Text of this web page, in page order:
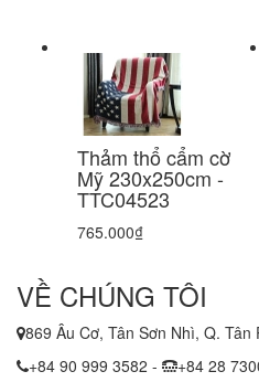
Thảm thổ cẩm cờ
Mỹ 230x250cm -
TTC04523
765.000₫
VỀ CHÚNG TÔI
869 Âu Cơ, Tân Sơn Nhì, Q. Tân
+84 90 999 3582 -
+84 28